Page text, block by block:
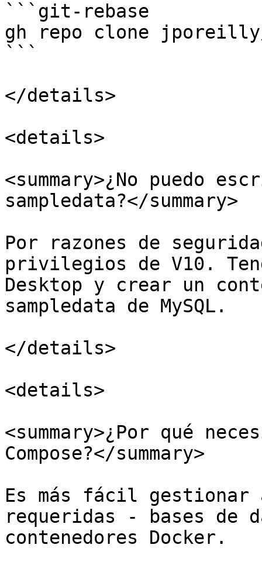
```git-rebase
gh repo clone
```
</details>
<details>
<summary>¿No puedo
sampledata?</summary>
Por razones de
privilegios de V10.
Desktop y crear un
sampledata de MySQL.
</details>
<details>
<summary>¿Por qué
Compose?</summary>
Es más fácil gestionar
requeridas - bases de
contenedores Docker.